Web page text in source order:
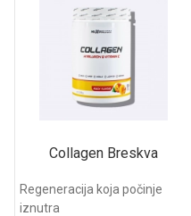
Collagen Breskva
Regeneracija koja počinje
iznutra